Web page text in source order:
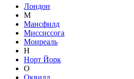
Лондон
М
Мансфилд
Миссиссога
Монреаль
Н
Норт Йорк
О
Оквилл